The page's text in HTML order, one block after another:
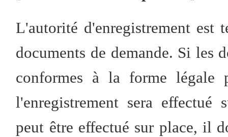
L'autorité d'enregistrement est
documents de demande. Si les
conformes à la forme légale
l'enregistrement sera effectué
peut être effectué sur place, il